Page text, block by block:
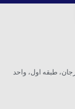
طبقه اول، واحد